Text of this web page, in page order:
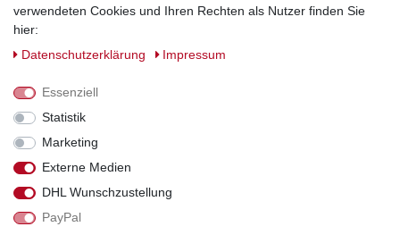
Preise entsprechen dem bisherigen Preis bei Schuhperlativ.
verwendeten Cookies und Ihren Rechten als Nutzer finden Sie
hier:
Daten­schutz­erklärung
Impressum
Essenziell
Statistik
Marketing
Externe Medien
DHL Wunschzustellung
PayPal